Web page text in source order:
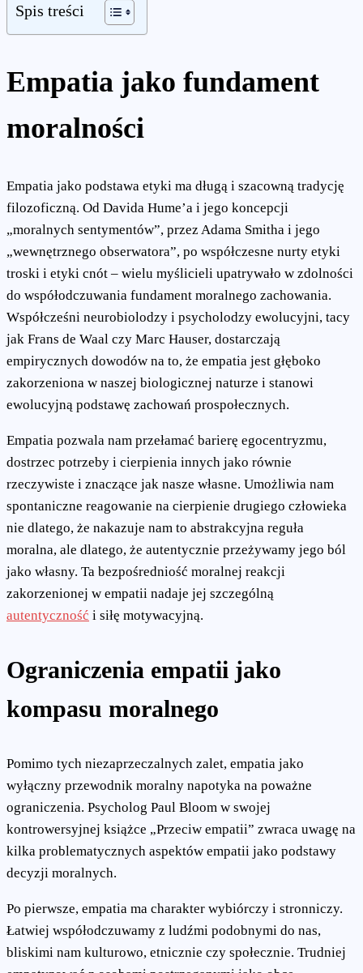
Spis treści
Empatia jako fundament
moralności
Empatia jako podstawa etyki ma długą i szacowną tradycję
filozoficzną. Od Davida Hume’a i jego koncepcji
„moralnych sentymentów”, przez Adama Smitha i jego
„wewnętrznego obserwatora”, po współczesne nurty etyki
troski i etyki cnót – wielu myślicieli upatrywało w zdolności
do współodczuwania fundament moralnego zachowania.
Współcześni neurobiolodzy i psycholodzy ewolucyjni, tacy
jak Frans de Waal czy Marc Hauser, dostarczają
empirycznych dowodów na to, że empatia jest głęboko
zakorzeniona w naszej biologicznej naturze i stanowi
ewolucyjną podstawę zachowań prospołecznych.
Empatia pozwala nam przełamać barierę egocentryzmu,
dostrzec potrzeby i cierpienia innych jako równie
rzeczywiste i znaczące jak nasze własne. Umożliwia nam
spontaniczne reagowanie na cierpienie drugiego człowieka
nie dlatego, że nakazuje nam to abstrakcyjna reguła
moralna, ale dlatego, że autentycznie przeżywamy jego ból
jako własny. Ta bezpośredniość moralnej reakcji
zakorzenionej w empatii nadaje jej szczególną
autentyczność i siłę motywacyjną.
Ograniczenia empatii jako
kompasu moralnego
Pomimo tych niezaprzeczalnych zalet, empatia jako
wyłączny przewodnik moralny napotyka na poważne
ograniczenia. Psycholog Paul Bloom w swojej
kontrowersyjnej książce „Przeciw empatii” zwraca uwagę na
kilka problematycznych aspektów empatii jako podstawy
decyzji moralnych.
Po pierwsze, empatia ma charakter wybiórczy i stronniczy.
Łatwiej współodczuwamy z ludźmi podobnymi do nas,
bliskimi nam kulturowo, etnicznie czy społecznie. Trudniej